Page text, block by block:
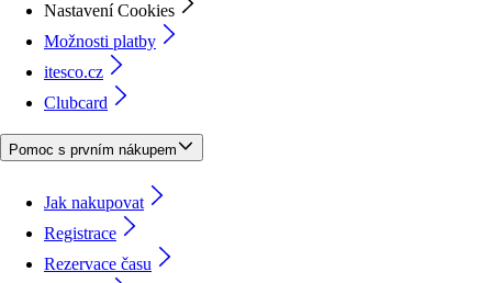
Nastavení Cookies
Možnosti platby
itesco.cz
Clubcard
Pomoc s prvním nákupem
Jak nakupovat
Registrace
Rezervace času